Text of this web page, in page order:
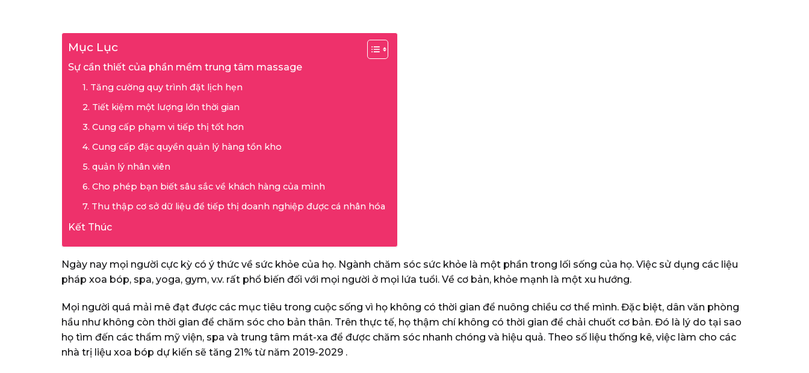
Mục Lục
Sự cần thiết của phần mềm trung tâm massage
1. Tăng cường quy trình đặt lịch hẹn
2. Tiết kiệm một lượng lớn thời gian
3. Cung cấp phạm vi tiếp thị tốt hơn
4. Cung cấp đặc quyền quản lý hàng tồn kho
5. quản lý nhân viên
6. Cho phép bạn biết sâu sắc về khách hàng của mình
7. Thu thập cơ sở dữ liệu để tiếp thị doanh nghiệp được cá nhân hóa
Kết Thúc
Ngày nay mọi người cực kỳ có ý thức về sức khỏe của họ. Ngành chăm sóc sức khỏe là một phần trong lối sống của họ. Việc sử dụng các liệu
pháp xoa bóp, spa, yoga, gym, v.v. rất phổ biến đối với mọi người ở mọi lứa tuổi. Về cơ bản, khỏe mạnh là một xu hướng.
Mọi người quá mải mê đạt được các mục tiêu trong cuộc sống vì họ không có thời gian để nuông chiều cơ thể mình. Đặc biệt, dân văn phòng
hầu như không còn thời gian để chăm sóc cho bản thân. Trên thực tế, họ thậm chí không có thời gian để chải chuốt cơ bản. Đó là lý do tại sao
họ tìm đến các thẩm mỹ viện, spa và trung tâm mát-xa để được chăm sóc nhanh chóng và hiệu quả. Theo số liệu thống kê, việc làm cho các
nhà trị liệu xoa bóp dự kiến ​​​​sẽ tăng 21% từ năm 2019-2029 .